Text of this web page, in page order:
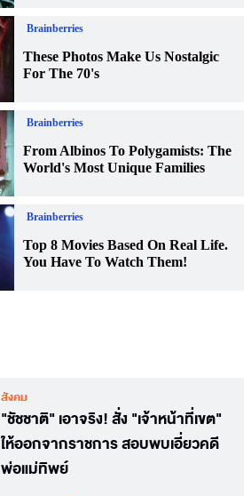
สังคม
"ชัชชาติ" เอาจริง! สั่ง "เจ้าหน้าที่เขต"
ให้ออกจากราชการ สอบพบเอี่ยวคดี
พ่อแม่ทิพย์